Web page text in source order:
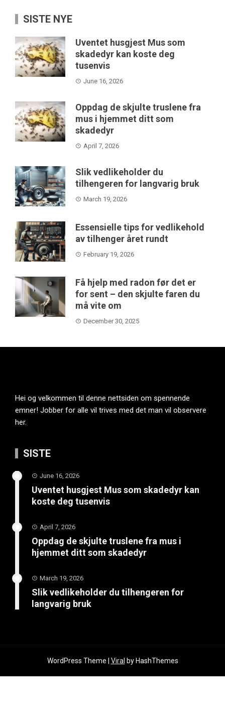
SISTE NYE
Uventet husgjest Mus som
skadedyr kan koste deg
tusenvis
June 16, 2026
Oppdag de skjulte truslene fra
mus i hjemmet ditt som
skadedyr
April 7, 2026
Slik vedlikeholder du
tilhengeren for langvarig bruk
March 19, 2026
Essensielle tips for vedlikehold
av tilhenger året rundt
February 19, 2026
Få hjelp med radon før det er
for sent – den skjulte faren du
må vite om
December 30, 2025
Hei og velkommen til denne nettsiden om spennende
emner! Jobber for alle vil trives med det man vil observere
her.
SISTE
June 16, 2026
Uventet husgjest Mus som skadedyr kan
koste deg tusenvis
April 7, 2026
Oppdag de skjulte truslene fra mus i
hjemmet ditt som skadedyr
March 19, 2026
Slik vedlikeholder du tilhengeren for
langvarig bruk
WordPress Theme | Viral by HashThemes